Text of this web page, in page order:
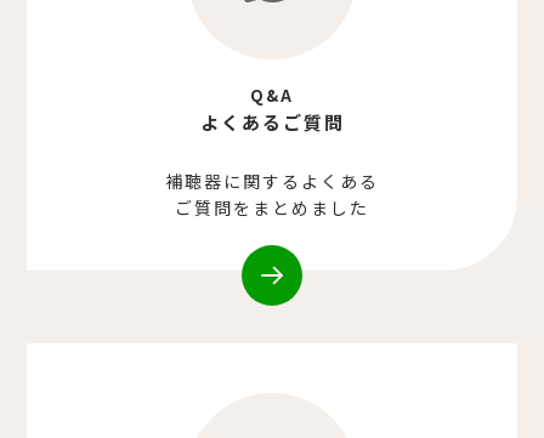
Q&A
よくあるご質問
補聴器に関するよくある
ご質問をまとめました